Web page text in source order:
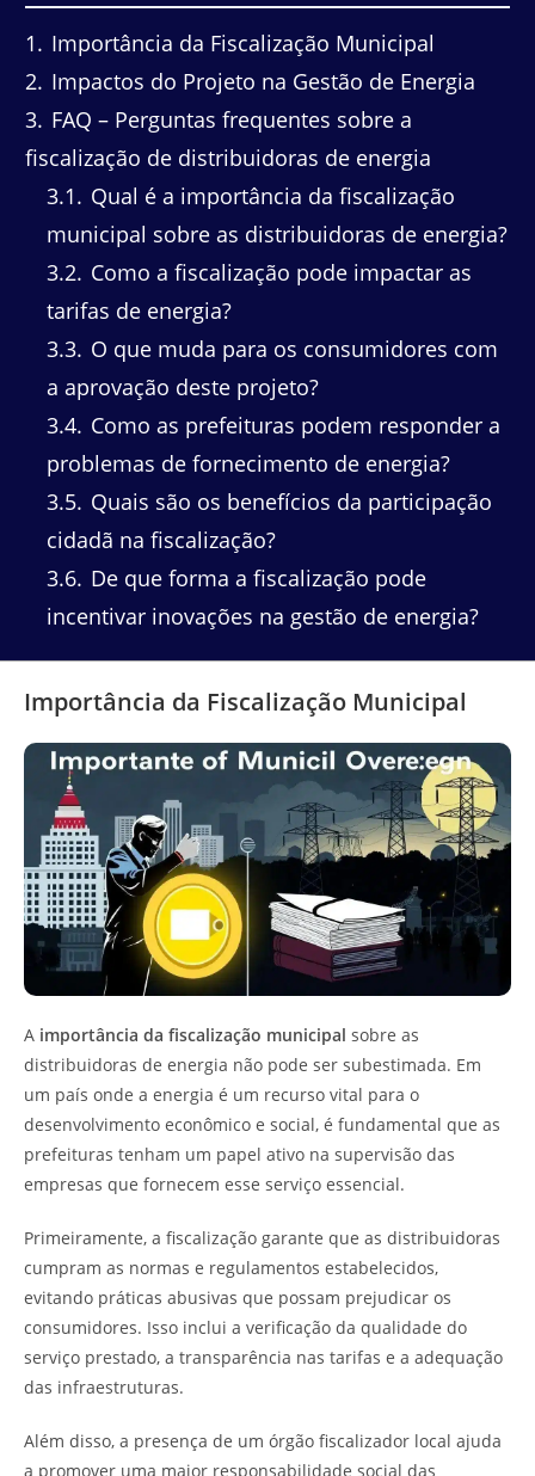
1
Importância da Fiscalização Municipal
2 Impactos do Projeto na Gestão de Energia
3 FAQ – Perguntas frequentes sobre a
fiscalização de distribuidoras de energia
3.1
Qual é a importância da fiscalização
municipal sobre as distribuidoras de energia?
3.2 Como a fiscalização pode impactar as
tarifas de energia?
3.3 O que muda para os consumidores com
a aprovação deste projeto?
3.4 Como as prefeituras podem responder a
problemas de fornecimento de energia?
3.5 Quais são os benefícios da participação
cidadã na fiscalização?
3.6 De que forma a fiscalização pode
incentivar inovações na gestão de energia?
Importância da Fiscalização Municipal
A importância da fiscalização municipal sobre as
distribuidoras de energia não pode ser subestimada. Em
um país onde a energia é um recurso vital para o
desenvolvimento econômico e social, é fundamental que as
prefeituras tenham um papel ativo na supervisão das
empresas que fornecem esse serviço essencial.
Primeiramente, a fiscalização garante que as distribuidoras
cumpram as normas e regulamentos estabelecidos,
evitando práticas abusivas que possam prejudicar os
consumidores. Isso inclui a verificação da qualidade do
serviço prestado, a transparência nas tarifas e a adequação
das infraestruturas.
Além disso, a presença de um órgão fiscalizador local ajuda
a promover uma maior responsabilidade social das